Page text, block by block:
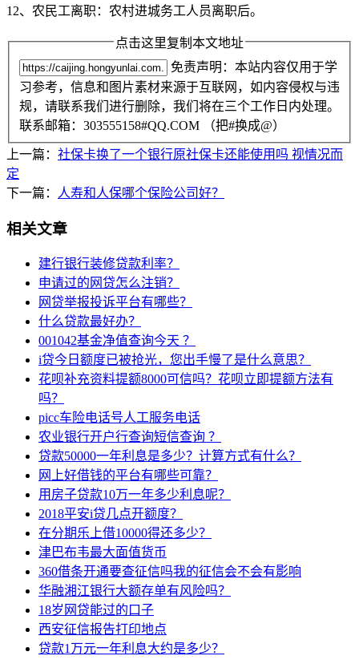
12、农民工离职：农村进城务工人员离职后。
点击这里复制本文地址
免责声明：本站内容仅用于学
习参考，信息和图片素材来源于互联网，如内容侵权与违
规，请联系我们进行删除，我们将在三个工作日内处理。
联系邮箱：303555158#QQ.COM （把#换成@）
上一篇： 社保卡换了一个银行原社保卡还能使用吗 视情况而
定
下一篇：
人寿和人保哪个保险公司好？
相关文章
建行银行装修贷款利率？
申请过的网贷怎么注销？
网贷举报投诉平台有哪些？
什么贷款最好办？
001042基金净值查询今天 ？
i贷今日额度已被抢光，您出手慢了是什么意思？
花呗补充资料提额8000可信吗？花呗立即提额方法有
吗？
picc车险电话号人工服务电话
农业银行开户行查询短信查询 ？
贷款50000一年利息是多少？计算方式有什么？
网上好借钱的平台有哪些可靠？
用房子贷款10万一年多少利息呢？
2018平安i贷几点开额度？
在分期乐上借10000得还多少？
津巴布韦最大面值货币
360借条开通要查征信吗我的征信会不会有影响
华融湘江银行大额存单有风险吗？
18岁网贷能过的口子
西安征信报告打印地点
贷款1万元一年利息大约是多少？